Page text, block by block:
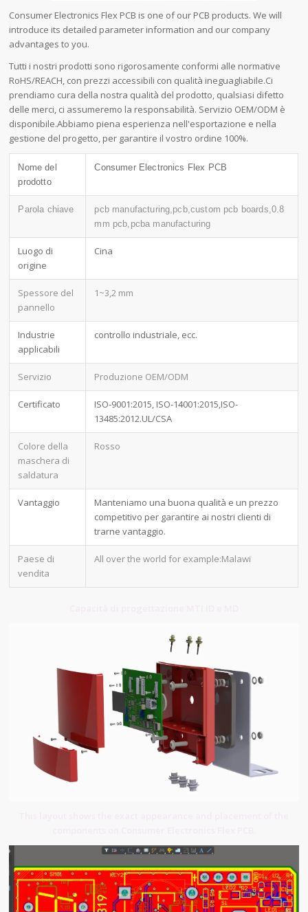
Consumer Electronics Flex PCB is one of our PCB products. We will
introduce its detailed parameter information and our company
advantages to you.
Tutti i nostri prodotti sono rigorosamente conformi alle normative
RoHS/REACH, con prezzi accessibili con qualità ineguagliabile.Ci
prendiamo cura della nostra qualità del prodotto, qualsiasi difetto
delle merci, ci assumeremo la responsabilità. Servizio OEM/ODM è
disponibile.Abbiamo piena esperienza nell'esportazione e nella
gestione del progetto, per garantire il vostro ordine 100%.
Nome del
prodotto
Consumer Electronics Flex PCB
Parola chiave
pcb manufacturing,pcb,custom pcb boards,0.8
mm pcb,pcba manufacturing
Luogo di
origine
Cina
Spessore del
pannello
1~3,2 mm
Industrie
applicabili
controllo industriale, ecc.
Servizio Produzione OEM/ODM
Certificato
ISO-9001:2015, ISO-14001:2015,ISO-
13485:2012.UL/CSA
Colore della
maschera di
saldatura
Rosso
Vantaggio
Manteniamo una buona qualità e un prezzo
competitivo per garantire ai nostri clienti di
trarne vantaggio.
Paese di
vendita
All over the world for example:Malawi